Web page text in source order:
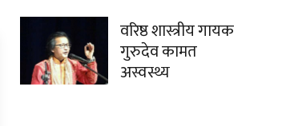
वरिष्ठ शास्त्रीय गायक
गुरुदेव कामत
अस्वस्थ्य